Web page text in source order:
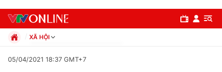
XÃ HỘI
Xã hội
05/04/2021 18:37 GMT+7